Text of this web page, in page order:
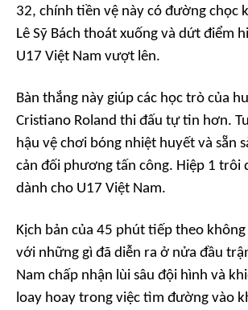
32, chính tiền vệ này có đường chọc
Lê Sỹ Bách thoát xuống và dứt điểm
U17 Việt Nam vượt lên.
Bàn thắng này giúp các học trò của
Cristiano Roland thi đấu tự tin hơn.
hậu vệ chơi bóng nhiệt huyết và sẵn
cản đối phương tấn công. Hiệp 1 trôi
dành cho U17 Việt Nam.
Kịch bản của 45 phút tiếp theo
với những gì đã diễn ra ở nửa đầu
Nam chấp nhận lùi sâu đội hình và
loay hoay trong việc tìm đường vào